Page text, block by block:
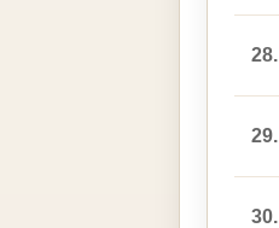
28.
29.
30.